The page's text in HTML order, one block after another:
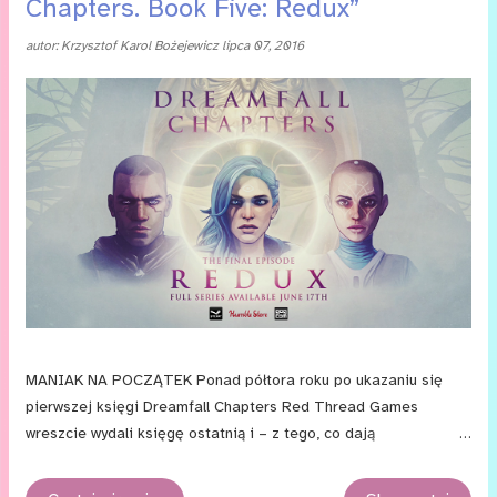
ze stali , a więc kolejnym filmem skupionym wyłącznie wokół
postaci Supermana. Podobno taki film jest priorytetem
bohatera w godny sposób. Sam Warner Bros. nie skomentował
tych doniesień, więc nie wiadomo ile w nich prawdy,
ale przyjrzyjmy się obec...
Chapters. Book Five: Redux”
autor:Krzysztof Karol Bożejewicz lipca 07, 2016
MANIAK NA POCZĄTEK Ponad półtora roku po ukazaniu się
pierwszej księgi Dreamfall Chapters Red Thread Games
wreszcie wydali księgę ostatnią i – z tego, co dają
osadzoną w świecie Stark i Arkadii. Jako olbrzymi fan serii